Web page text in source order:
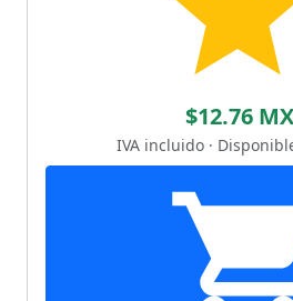
$12.76
IVA incluido ·